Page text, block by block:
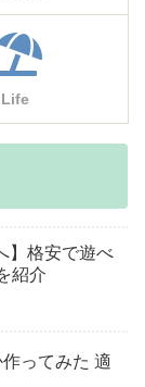
Life
】格安で遊べ
紹介
ってみた 適